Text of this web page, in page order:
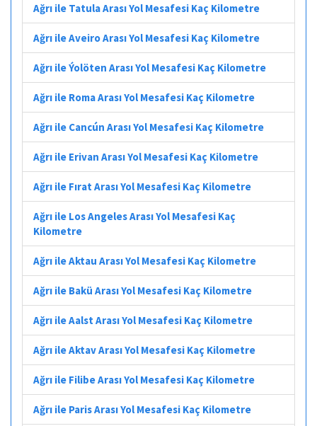
Ağrı ile Tatula Arası Yol Mesafesi Kaç Kilometre
Ağrı ile Aveiro Arası Yol Mesafesi Kaç Kilometre
Ağrı ile Ýolöten Arası Yol Mesafesi Kaç Kilometre
Ağrı ile Roma Arası Yol Mesafesi Kaç Kilometre
Ağrı ile Cancún Arası Yol Mesafesi Kaç Kilometre
Ağrı ile Erivan Arası Yol Mesafesi Kaç Kilometre
Ağrı ile Fırat Arası Yol Mesafesi Kaç Kilometre
Ağrı ile Los Angeles Arası Yol Mesafesi Kaç
Kilometre
Ağrı ile Aktau Arası Yol Mesafesi Kaç Kilometre
Ağrı ile Bakü Arası Yol Mesafesi Kaç Kilometre
Ağrı ile Aalst Arası Yol Mesafesi Kaç Kilometre
Ağrı ile Aktav Arası Yol Mesafesi Kaç Kilometre
Ağrı ile Filibe Arası Yol Mesafesi Kaç Kilometre
Ağrı ile Paris Arası Yol Mesafesi Kaç Kilometre